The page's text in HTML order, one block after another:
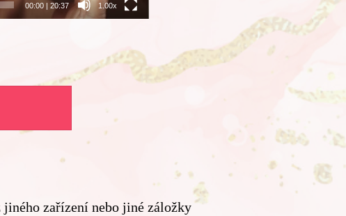
00:00| 20:37 1.00x
zařízení nebo jiné záložky